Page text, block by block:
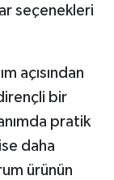
seçenekleri
açısından
bir
pratik
daha
ürünün